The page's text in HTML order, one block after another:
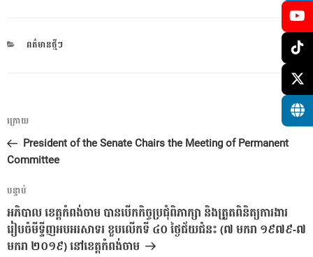
CATEGORIES
ពត៌មានថ្មីៗ
ការ​
នាំទិស​
ប្រកាស
អត្ថបទ
មុន
ក្រោយ
President of the Senate Chairs the Meeting of Permanent
Committee
អត្ថបទ
បន្ទាប់
បន្ទាប់
អភិបាល ខេត្តកំពង់ចាម បានបើកកិច្ចប្រជុំពិភាក្សា និងត្រួតពិនិត្យការងារ
រៀបចំមីទ្ទីញអបអរសាទរ ខួបលើកទី ៤០ ថ្ងៃជ័យជំនះ (៧ មករា ១៩៧៩-៧
មករា ២០១៩) នៅខេត្តកំពង់ចាម